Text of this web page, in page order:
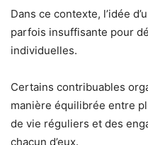
Dans ce contexte, l’idée
parfois insuffisante pour
individuelles.
Certains contribuables
manière équilibrée entre
de vie réguliers et des
chacun d’eux.